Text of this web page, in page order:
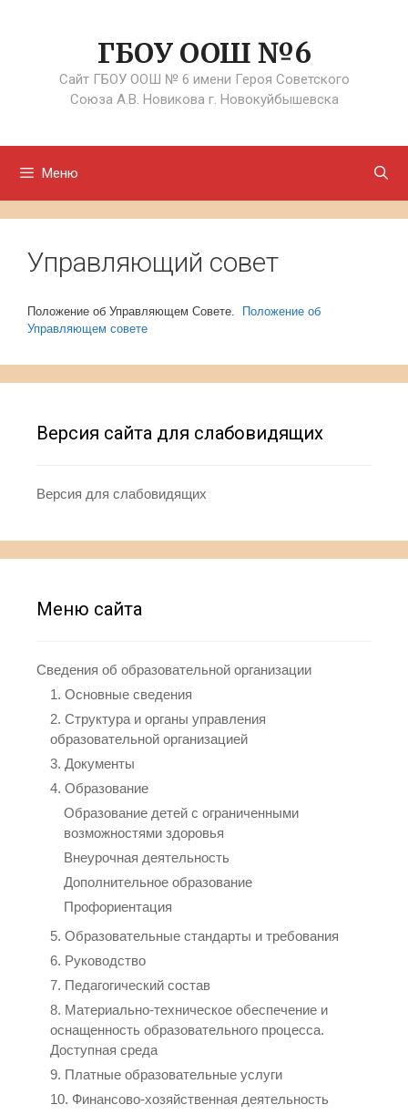
ГБОУ ООШ №6
Сайт ГБОУ ООШ № 6 имени Героя Советского
Союза А.В. Новикова г. Новокуйбышевска
Меню
Управляющий совет
Положение об Управляющем Совете.
Положение об
Управляющем совете
Версия сайта для слабовидящих
Версия для слабовидящих
Меню сайта
Сведения об образовательной организации
1. Основные сведения
2. Структура и органы управления
образовательной организацией
3. Документы
4. Образование
Образование детей с ограниченными
возможностями здоровья
Внеурочная деятельность
Дополнительное образование
Профориентация
5. Образовательные стандарты и требования
6. Руководство
7. Педагогический состав
8. Материально-техническое обеспечение и
оснащенность образовательного процесса.
Доступная среда
9. Платные образовательные услуги
10. Финансово-хозяйственная деятельность